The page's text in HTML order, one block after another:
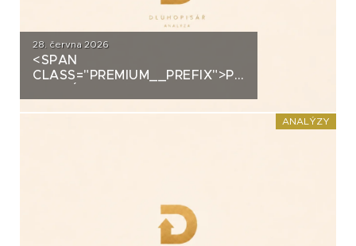
28. června 2026
<SPAN
CLASS="PREMIUM__PREFIX">PREMIUM</
ANALÝZY